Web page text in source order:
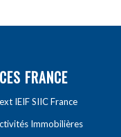
FRANCE
IEIF SIIC France
Immobilières